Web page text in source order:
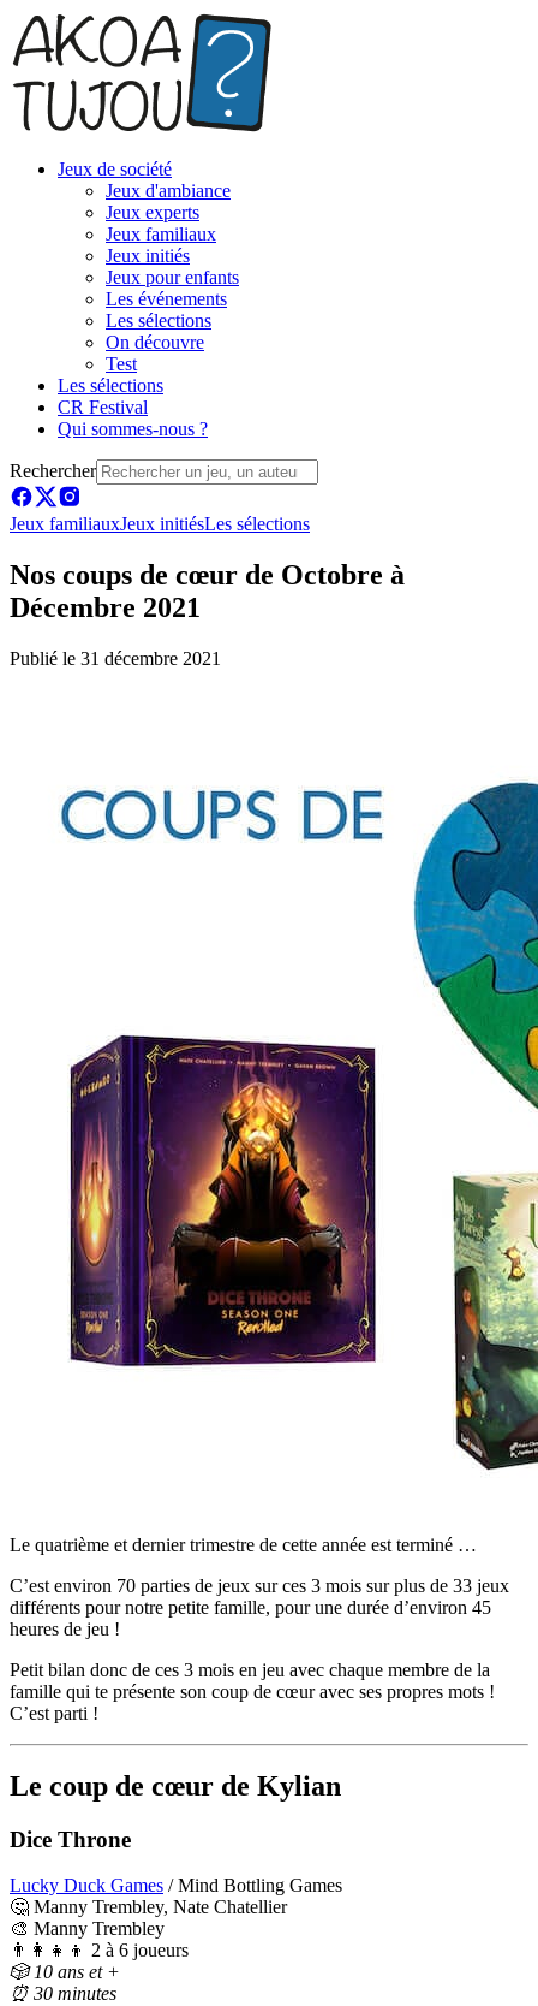
Jeux de société
Jeux d'ambiance
Jeux experts
Jeux familiaux
Jeux initiés
Jeux pour enfants
Les événements
Les sélections
On découvre
Test
Les sélections
CR Festival
Qui sommes-nous ?
Rechercher
Jeux familiauxJeux initiésLes sélections
Nos coups de cœur de Octobre à
Décembre 2021
Publié le 31 décembre 2021
Le quatrième et dernier trimestre de cette année est terminé …
C’est environ 70 parties de jeux sur ces 3 mois sur plus de 33 jeux
différents pour notre petite famille, pour une durée d’environ 45
heures de jeu !
Petit bilan donc de ces 3 mois en jeu avec chaque membre de la
famille qui te présente son coup de cœur avec ses propres mots !
C’est parti !
Le coup de cœur de Kylian
Dice Throne
Lucky Duck Games / Mind Bottling Games
🤔 Manny Trembley, Nate Chatellier
🎨 Manny Trembley
👨‍👩‍👧‍👦 2 à 6 joueurs
🎲 10 ans et +
⏰ 30 minutes